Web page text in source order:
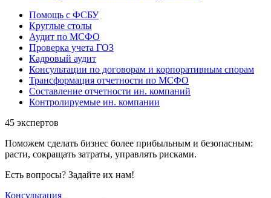
Помощь с ФСБУ
Круглые столы
Аудит по МСФО
Проверка учета ГОЗ
Кадровый аудит
Консультации по договорам и корпоративным спорам
Трансформация отчетности по МСФО
Составление отчетности ин. компаний
Контролируемые ин. компании
45 экспертов
Поможем сделать бизнес более прибыльным и безопасным:
расти, cокращать затраты, управлять рисками.
Есть вопросы? Задайте их нам!
Консультация